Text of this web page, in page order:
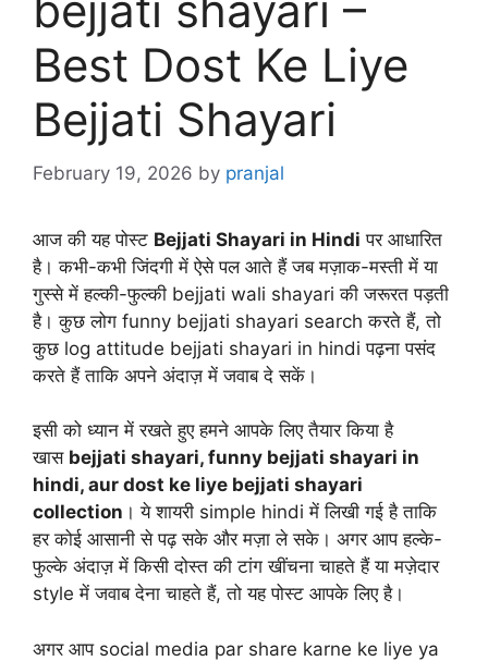
Best Dost Ke Liye
Bejjati Shayari
February 19, 2026 by pranjal
आज की यह पोस्ट Bejjati Shayari in Hindi पर आधारित
है। कभी-कभी जिंदगी में ऐसे पल आते हैं जब मज़ाक-मस्ती में या
गुस्से में हल्की-फुल्की bejjati wali shayari की जरूरत पड़ती
है। कुछ लोग funny bejjati shayari search करते हैं, तो
कुछ log attitude bejjati shayari in hindi पढ़ना पसंद
करते हैं ताकि अपने अंदाज़ में जवाब दे सकें।
इसी को ध्यान में रखते हुए हमने आपके लिए तैयार किया है
खास bejjati shayari, funny bejjati shayari in
hindi, aur dost ke liye bejjati shayari
collection । ये शायरी simple hindi में लिखी गई है ताकि
हर कोई आसानी से पढ़ सके और मज़ा ले सके। अगर आप हल्के-
फुल्के अंदाज़ में किसी दोस्त की टांग खींचना चाहते हैं या मज़ेदार
style में जवाब देना चाहते हैं, तो यह पोस्ट आपके लिए है।
अगर आप social media par share karne ke liye ya